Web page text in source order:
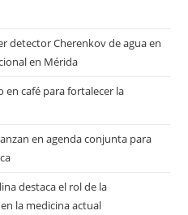
detector Cherenkov de agua en
en Mérida
en café para fortalecer la
en agenda conjunta para
destaca el rol de la
la medicina actual